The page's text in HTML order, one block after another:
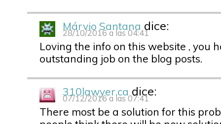
Márvio Santana dice:
28/10/2016 a las 04:41
Loving the info on this website , you
outstanding job on the blog posts.
310lawyer.ca dice:
07/12/2016 a las 07:41
There most be a solution for this